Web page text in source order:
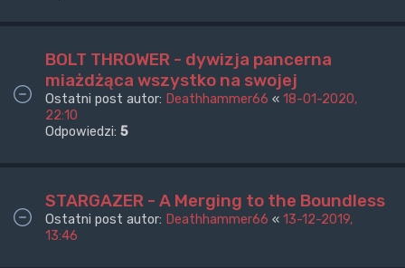
BOLT THROWER - dywizja pancerna
miażdżąca wszystko na swojej
Ostatni post autor: Deathhammer66 « 18-01-2020,
22:10
Odpowiedzi: 5
STARGAZER - A Merging to the Boundless
Ostatni post autor: Deathhammer66 « 13-12-2019,
13:46